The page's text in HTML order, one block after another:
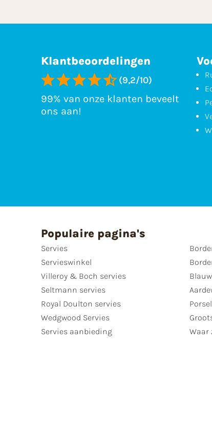
Klantbeoordelingen
(9,2/10)
99% van onze klanten beveelt
ons aan!
Populaire pagina's
Servies
Servieswinkel
Villeroy & Boch servies
Seltmann servies
Royal Doulton servies
Wedgwood Servies
Servies aanbieding
Waar